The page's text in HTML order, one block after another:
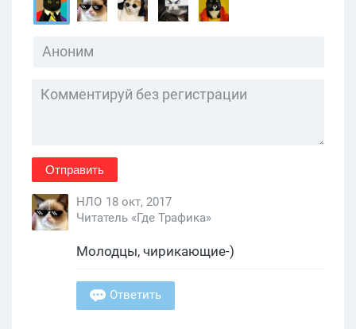
Отправить
НЛО 18 окт, 2017
Читатель «Где Трафика»
Молодцы, чирикающие-)
Ответить